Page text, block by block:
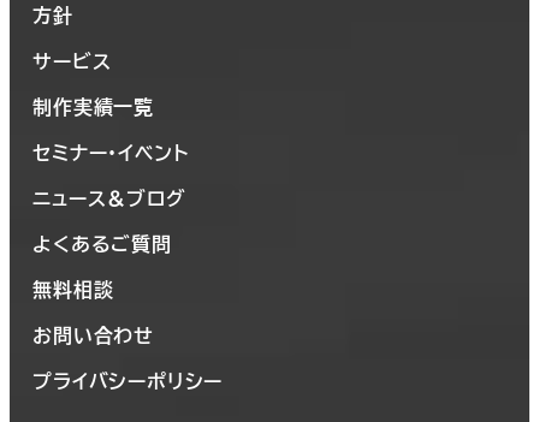
方針
サービス
制作実績一覧
セミナー・イベント
ニュース＆ブログ
よくあるご質問
無料相談
お問い合わせ
プライバシーポリシー